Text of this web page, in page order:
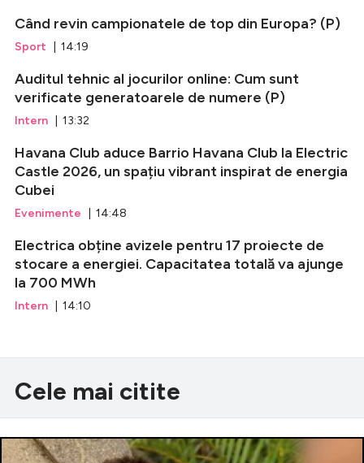
Când revin campionatele de top din Europa? (P)
Sport | 14:19
Auditul tehnic al jocurilor online: Cum sunt
verificate generatoarele de numere (P)
Intern | 13:32
Havana Club aduce Barrio Havana Club la Electric
Castle 2026, un spațiu vibrant inspirat de energia
Cubei
Evenimente | 14:48
Electrica obține avizele pentru 17 proiecte de
stocare a energiei. Capacitatea totală va ajunge
la 700 MWh
Intern | 14:10
Cele mai citite